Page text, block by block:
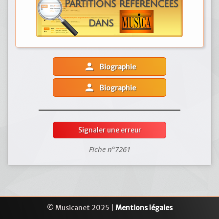
person Biographie
person Biographie
Signaler une erreur
Fiche n°7261
© Musicanet 2025 | Mentions légales